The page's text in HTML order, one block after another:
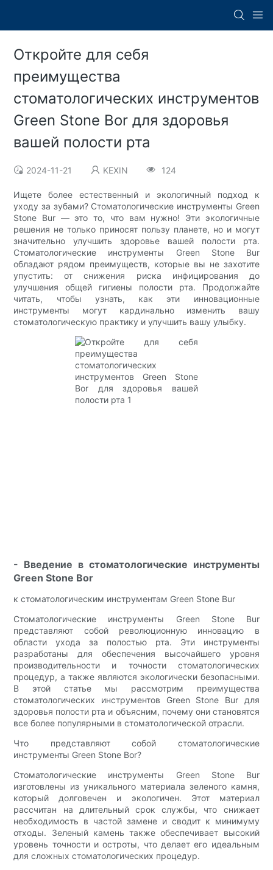
Откройте для себя
преимущества
стоматологических инструментов
Green Stone Bor для здоровья
вашей полости рта
2024-11-21 KEXIN 124
Ищете более естественный и экологичный подход к
уходу за зубами? Стоматологические инструменты Green
Stone Bur — это то, что вам нужно! Эти экологичные
решения не только приносят пользу планете, но и могут
значительно улучшить здоровье вашей полости рта.
Стоматологические инструменты Green Stone Bur
обладают рядом преимуществ, которые вы не захотите
упустить: от снижения риска инфицирования до
улучшения общей гигиены полости рта. Продолжайте
читать, чтобы узнать, как эти инновационные
инструменты могут кардинально изменить вашу
стоматологическую практику и улучшить вашу улыбку.
- Введение в стоматологические инструменты
Green Stone Bor
к стоматологическим инструментам Green Stone Bur
Стоматологические инструменты Green Stone Bur
представляют собой революционную инновацию в
области ухода за полостью рта. Эти инструменты
разработаны для обеспечения высочайшего уровня
производительности и точности стоматологических
процедур, а также являются экологически безопасными.
В этой статье мы рассмотрим преимущества
стоматологических инструментов Green Stone Bur для
здоровья полости рта и объясним, почему они становятся
все более популярными в стоматологической отрасли.
Что представляют собой стоматологические
инструменты Green Stone Bor?
Стоматологические инструменты Green Stone Bur
изготовлены из уникального материала зеленого камня,
который долговечен и экологичен. Этот материал
рассчитан на длительный срок службы, что снижает
необходимость в частой замене и сводит к минимуму
отходы. Зеленый камень также обеспечивает высокий
уровень точности и остроты, что делает его идеальным
для сложных стоматологических процедур.